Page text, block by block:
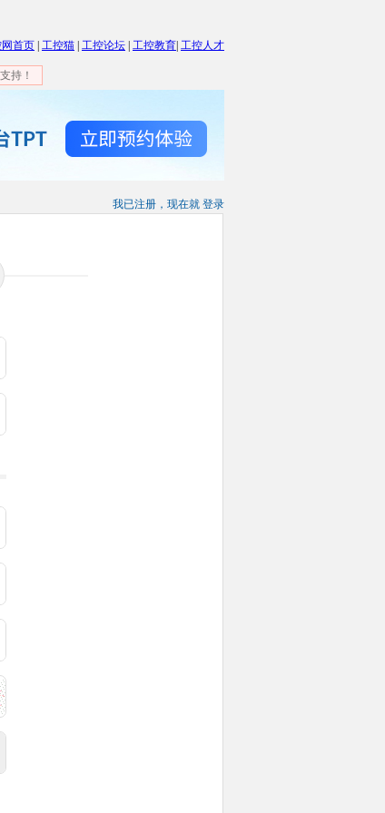
首页 工控猫 工控论坛 工控教育 工控人才
持！
我已注册，现在就 登录